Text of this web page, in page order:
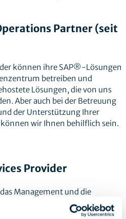
Partner (seit
können ihre SAP®-Lösungen
betreiben und
Lösungen, die von uns
Aber auch bei der Betreuung
der Unterstützung Ihrer
wir Ihnen behilflich sein.
Provider
Management und die
aufrechtzuerhalten, werden
Services Provider alle zwei